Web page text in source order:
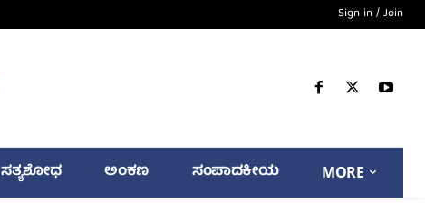
Sign in / Join
ಸತ್ಯಶೋಧ ಅಂಕಣ ಸಂಪಾದಕೀಯ MORE